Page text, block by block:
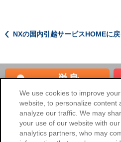
NXの国内引越サービスHOMEに戻
単身
海外へのお引越し
NXの国内引越サービスHOME
We use cookies to improve
website, to personalize content
analyze our traffic. We may
your use of our website with
analytics partners, who may